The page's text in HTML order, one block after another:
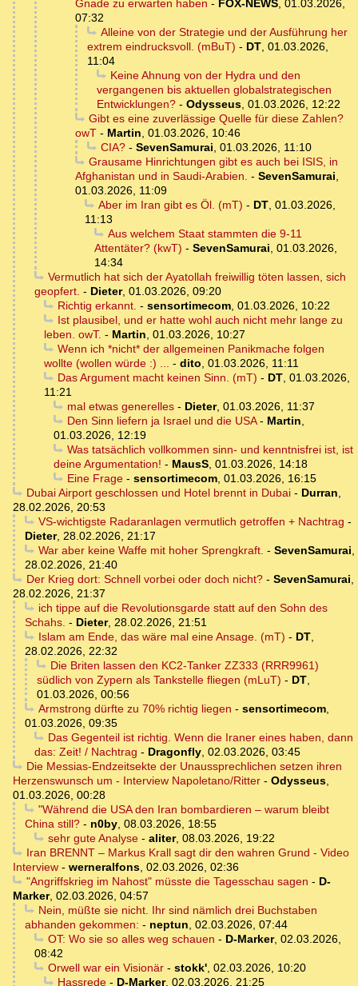
Gnade zu erwarten haben - FOX-NEWS, 01.03.2026,
07:32
Alleine von der Strategie und der Ausführung her
extrem eindrucksvoll. (mBuT) - DT, 01.03.2026,
11:04
Keine Ahnung von der Hydra und den
vergangenen bis aktuellen globalstrategischen
Entwicklungen? - Odysseus, 01.03.2026, 12:22
Gibt es eine zuverlässige Quelle für diese Zahlen?
owT - Martin, 01.03.2026, 10:46
CIA?- SevenSamurai, 01.03.2026, 11:10
Grausame Hinrichtungen gibt es auch bei ISIS, in
Afghanistan und in Saudi-Arabien. - SevenSamurai,
01.03.2026, 11:09
Aber im Iran gibt es Öl. (mT) - DT, 01.03.2026,
11:13
Aus welchem Staat stammten die 9-11
Attentäter? (kwT) - SevenSamurai, 01.03.2026,
14:34
Vermutlich hat sich der Ayatollah freiwillig töten lassen, sich
geopfert. - Dieter, 01.03.2026, 09:20
Richtig erkannt. - sensortimecom, 01.03.2026, 10:22
Ist plausibel, und er hatte wohl auch nicht mehr lange zu
leben. owT. - Martin, 01.03.2026, 10:27
Wenn ich *nicht* der allgemeinen Panikmache folgen
wollte (wollen würde :) ... - dito, 01.03.2026, 11:11
Das Argument macht keinen Sinn. (mT) - DT, 01.03.2026,
11:21
mal etwas generelles- Dieter, 01.03.2026, 11:37
Den Sinn liefern ja Israel und die USA- Martin,
01.03.2026, 12:19
Was tatsächlich vollkommen sinn- und kenntnisfrei ist, ist
deine Argumentation! - MausS, 01.03.2026, 14:18
Eine Frage- sensortimecom, 01.03.2026, 16:15
Dubai Airport geschlossen und Hotel brennt in Dubai- Durran,
28.02.2026, 20:53
VS-wichtigste Radaranlagen vermutlich getroffen + Nachtrag -
Dieter, 28.02.2026, 21:17
War aber keine Waffe mit hoher Sprengkraft. - SevenSamurai,
28.02.2026, 21:40
Der Krieg dort: Schnell vorbei oder doch nicht?- SevenSamurai,
28.02.2026, 21:37
ich tippe auf die Revolutionsgarde statt auf den Sohn des
Schahs. - Dieter, 28.02.2026, 21:51
Islam am Ende, das wäre mal eine Ansage. (mT) - DT,
28.02.2026, 22:32
Die Briten lassen den KC2-Tanker ZZ333 (RRR9961)
südlich von Zypern als Tankstelle fliegen (mLuT) - DT,
01.03.2026, 00:56
Armstrong dürfte zu 70% richtig liegen - sensortimecom,
01.03.2026, 09:35
Das Gegenteil ist richtig. Wenn die Iraner eines haben, dann
das: Zeit! / Nachtrag - Dragonfly, 02.03.2026, 03:45
Die Messias-Endzeitsekte der Unaussprechlichen setzen ihren
Herzenswunsch um - Interview Napoletano/Ritter - Odysseus,
01.03.2026, 00:28
"Während die USA den Iran bombardieren – warum bleibt
China still? - n0by, 08.03.2026, 18:55
sehr gute Analyse- aliter, 08.03.2026, 19:22
Iran BRENNT – Markus Krall sagt dir den wahren Grund - Video
Interview - werneralfons, 02.03.2026, 02:36
"Angriffskrieg im Nahost" müsste die Tagesschau sagen - D-
Marker, 02.03.2026, 04:57
Nein, müßte sie nicht. Ihr sind nämlich drei Buchstaben
abhanden gekommen: - neptun, 02.03.2026, 07:44
OT: Wo sie so alles weg schauen - D-Marker, 02.03.2026,
08:42
Orwell war ein Visionär- stokk', 02.03.2026, 10:20
Hassrede- D-Marker, 02.03.2026, 21:25